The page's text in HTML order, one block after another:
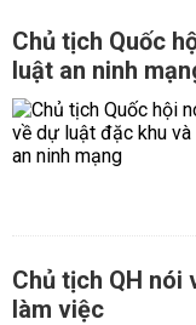
Chủ tịch Quốc
luật an ninh
Chủ tịch QH nói
làm việc